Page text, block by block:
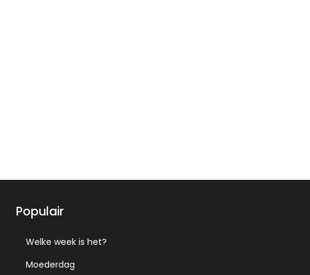
Populair
Welke week is het?
Moederdag